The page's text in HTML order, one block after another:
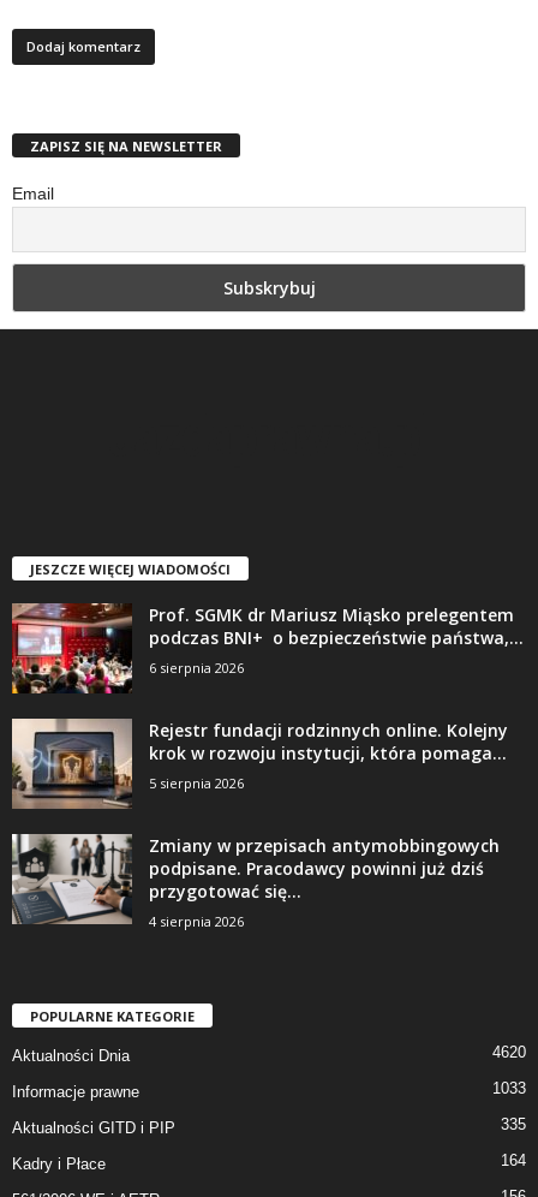
ZAPISZ SIĘ NA NEWSLETTER
Email
JESZCZE WIĘCEJ WIADOMOŚCI
Prof. SGMK dr Mariusz Miąsko prelegentem
podczas BNI+ o bezpieczeństwie państwa,...
6 sierpnia 2026
Rejestr fundacji rodzinnych online. Kolejny
krok w rozwoju instytucji, która pomaga...
5 sierpnia 2026
Zmiany w przepisach antymobbingowych
podpisane. Pracodawcy powinni już dziś
przygotować się...
4 sierpnia 2026
POPULARNE KATEGORIE
Aktualności Dnia 4620
Informacje prawne 1033
Aktualności GITD i PIP 335
Kadry i Płace 164